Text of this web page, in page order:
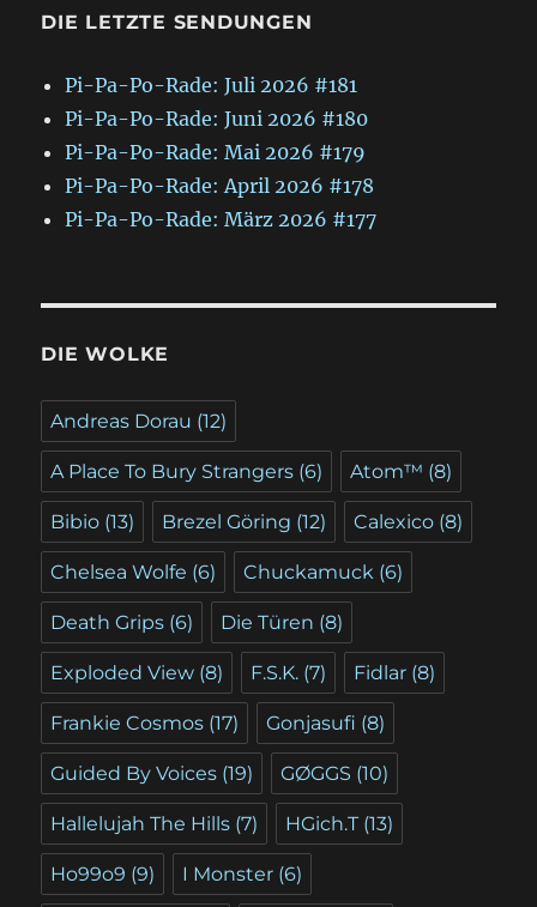
DIE LETZTE SENDUNGEN
Pi-Pa-Po-Rade: Juli 2026 #181
Pi-Pa-Po-Rade: Juni 2026 #180
Pi-Pa-Po-Rade: Mai 2026 #179
Pi-Pa-Po-Rade: April 2026 #178
Pi-Pa-Po-Rade: März 2026 #177
DIE WOLKE
Andreas Dorau (12)
A Place To Bury Strangers (6) Atom™ (8)
Bibio (13) Brezel Göring (12) Calexico (8)
Chelsea Wolfe (6) Chuckamuck (6)
Death Grips (6) Die Türen (8)
Exploded View (8) F.S.K. (7) Fidlar (8)
Frankie Cosmos (17) Gonjasufi (8)
Guided By Voices (19) GØGGS (10)
Hallelujah The Hills (7) HGich.T (13)
Ho99o9 (9) I Monster (6)